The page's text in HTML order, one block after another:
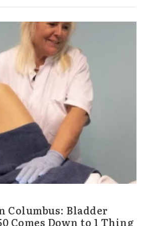
Columbus: Bladder
Comes Down to 1 Thing